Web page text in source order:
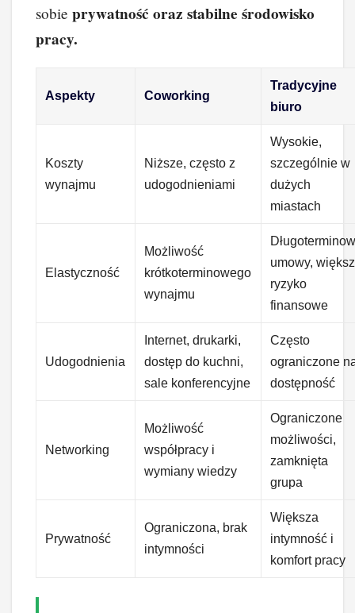
sobie prywatność oraz stabilne środowisko
pracy.
Aspekty Coworking
Tradycyjne
biuro
Koszty
wynajmu
Niższe, często z
udogodnieniami
Wysokie,
szczególnie w
dużych
miastach
Elastyczność
Możliwość
krótkoterminowego
wynajmu
umowy,
ryzyko
finansowe
Udogodnienia
Internet, drukarki,
dostęp do kuchni,
sale konferencyjne
Często
ograniczone
dostępność
Networking
Możliwość
współpracy i
wymiany wiedzy
Ograniczone
możliwości,
zamknięta
grupa
Prywatność
Ograniczona, brak
intymności
Większa
intymność i
komfort pracy